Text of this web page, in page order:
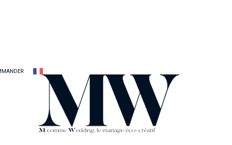
dorure, de l’argent ou
textes ou à un ou
demande.